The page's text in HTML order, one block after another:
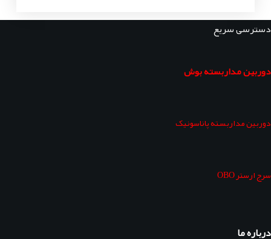
دسترسی سریع
دوربین مداربسته بوش
دوربین مداربسته پاناسونیک
سرج ارستر OBO
درباره ما